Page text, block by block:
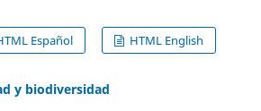
Español HTML English
y biodiversidad